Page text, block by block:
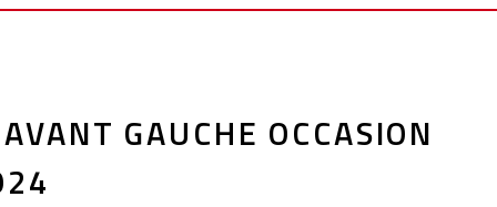
GAUCHE OCCASION